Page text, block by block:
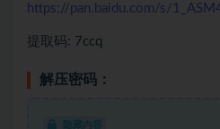
https://pan.baidu.com/s/
提取码: 7ccq
解压密码：
隐藏内容